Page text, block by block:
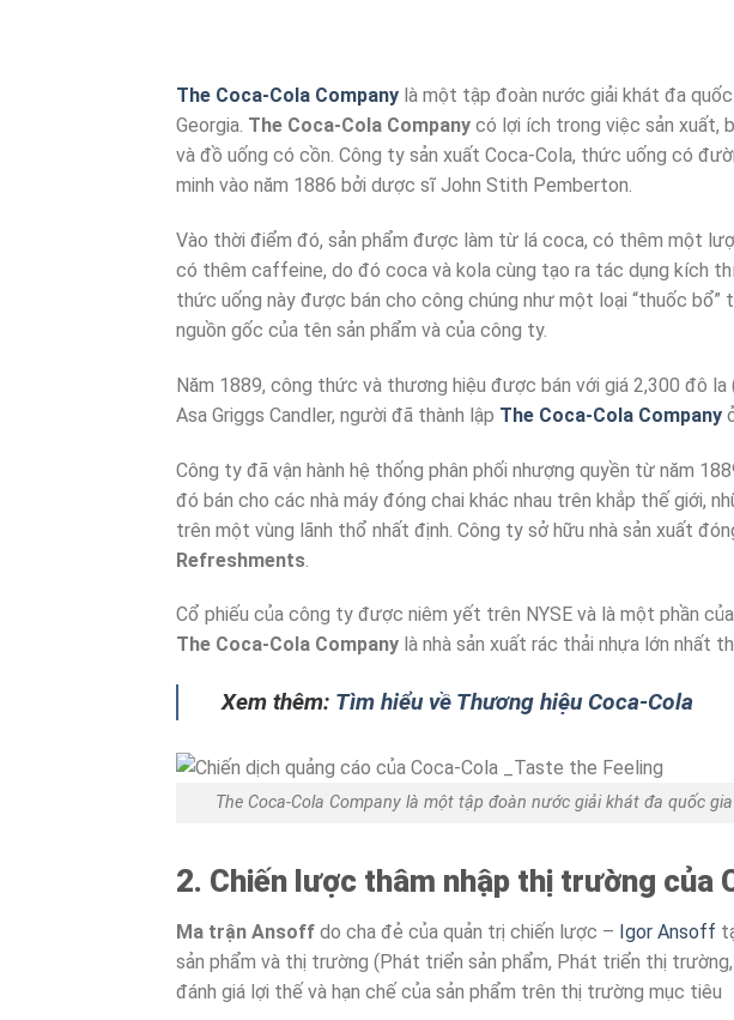
The Coca-Cola Company là một tập đoàn nước giải khát đa
Georgia. The Coca-Cola Company có lợi ích trong việc sản xuất,
và đồ uống có cồn. Công ty sản xuất Coca-Cola, thức uống có
minh vào năm 1886 bởi dược sĩ John Stith Pemberton.
Vào thời điểm đó, sản phẩm được làm từ lá coca, có thêm một
có thêm caffeine, do đó coca và kola cùng tạo ra tác dụng kích
thức uống này được bán cho công chúng như một loại “thuốc
nguồn gốc của tên sản phẩm và của công ty.
Năm 1889, công thức và thương hiệu được bán với giá 2,300 đô
Asa Griggs Candler, người đã thành lập The Coca-Cola Company
Công ty đã vận hành hệ thống phân phối nhượng quyền từ năm
đó bán cho các nhà máy đóng chai khác nhau trên khắp thế giới,
trên một vùng lãnh thổ nhất định. Công ty sở hữu nhà sản xuất
Refreshments
Cổ phiếu của công ty được niêm yết trên NYSE và là một phần
The Coca-Cola Company là nhà sản xuất rác thải nhựa lớn nhất
Xem thêm: Tìm hiểu về Thương hiệu Coca-Cola
The Coca-Cola Company là một tập đoàn nước giải khát đa quốc
2. Chiến lược thâm nhập thị trường của
Ma trận Ansoff do cha đẻ của quản trị chiến lược – Igor Ansoff
sản phẩm và thị trường (Phát triển sản phẩm, Phát triển thị
đánh giá lợi thế và hạn chế của sản phẩm trên thị trường mục tiêu